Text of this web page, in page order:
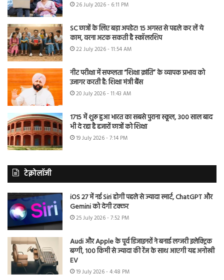
26 July 2026 - 6:11 PM
SC छात्रों के लिए बड़ा अपडेट! 15 अगस्त से पहले कर लें ये
काम, वरना अटक सकती है स्कॉलरशिप
22 July 2026 - 11:54 AM
नीट परीक्षा में सफलता “शिक्षा क्रांति” के व्यापक प्रभाव को
उजागर करती है: शिक्षा मंत्री बैंस
20 July 2026 - 11:43 AM
1715 में शुरू हुआ भारत का सबसे पुराना स्कूल, 300 साल बाद
भी दे रहा है हजारों छात्रों को शिक्षा
19 July 2026 - 7:14 PM
टेक्नोलॉजी
iOS 27 में नई Siri होगी पहले से ज्यादा स्मार्ट, ChatGPT और
Gemini को देगी टक्कर
25 July 2026 - 7:52 PM
Audi और Apple के पूर्व डिजाइनरों ने बनाई लग्जरी इलेक्ट्रिक
बग्गी, 100 किमी से ज्यादा की रेंज के साथ आएगी यह अनोखी
EV
19 July 2026 - 4:48 PM